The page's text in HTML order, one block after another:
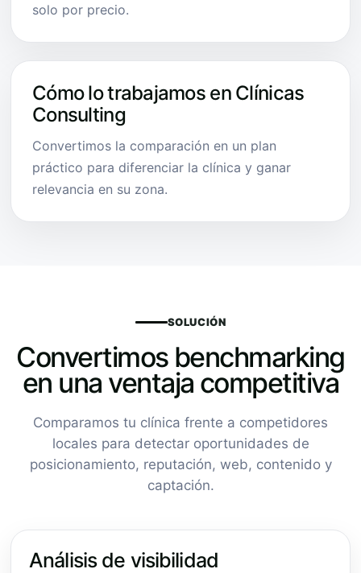
solo por precio.
Cómo lo trabajamos en Clínicas
Consulting
Convertimos la comparación en un plan
práctico para diferenciar la clínica y ganar
relevancia en su zona.
SOLUCIÓN
Convertimos benchmarking
en una ventaja competitiva
Comparamos tu clínica frente a competidores
locales para detectar oportunidades de
posicionamiento, reputación, web, contenido y
captación.
Análisis de visibilidad